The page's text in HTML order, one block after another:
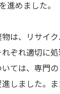
進めました。
は、リサイ
ぞれ適切に
ては、専門
しました。